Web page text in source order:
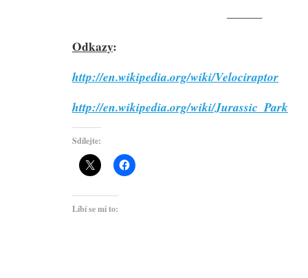
———
Odkazy:
http://en.wikipedia.org/wiki/Velociraptor
http://en.wikipedia.org/wiki/Jurassic_Park
Sdílejte:
Líbí se mi to: